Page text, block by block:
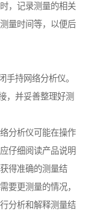
，记录测量的相关
量时间等，以便后
持网络分析仪。
，并妥善整理好测
分析仪可能在操作
仔细阅读产品说明
得准确的测量结
要更测量的情况，
分析和解释测量结